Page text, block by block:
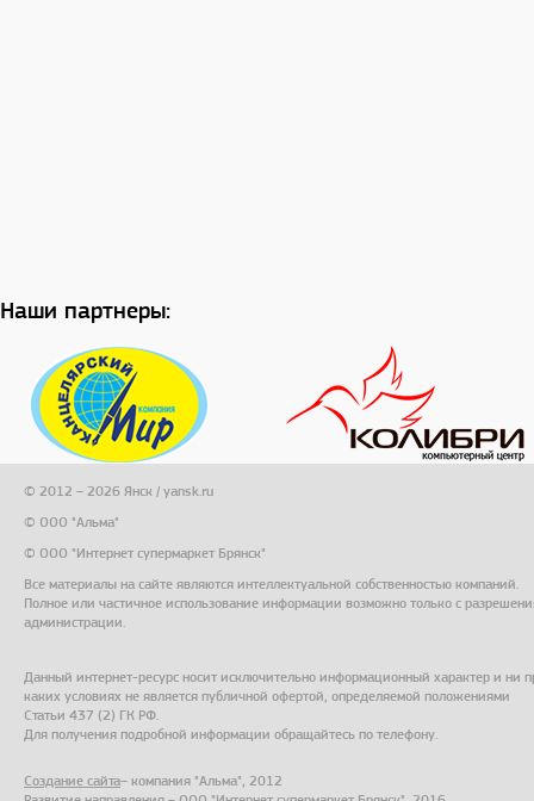
Наши партнеры:
© 2012 – 2026 Янск / yansk.ru
© ООО "Альма"
© ООО "Интернет супермаркет Брянск"
Все материалы на сайте являются интеллектуальной собственностью компаний.
Полное или частичное использование информации возможно только с
администрации.
Данный интернет-ресурс носит исключительно информационный характер и ни
каких условиях не является публичной офертой, определяемой положениями
Статьи 437 (2) ГК РФ.
Для получения подробной информации обращайтесь по телефону.
Создание сайта– компания "Альма", 2012